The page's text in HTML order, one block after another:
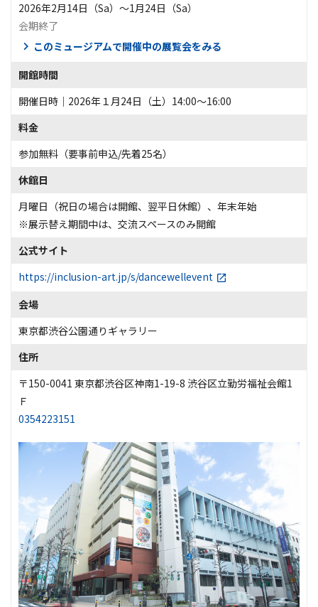
2026年2月14日（Sa）〜1月24日（Sa）
会期終了
このミュージアムで開催中の展覧会をみる
開館時間
開催日時｜2026年１月24日（土）14:00～16:00
料金
参加無料（要事前申込/先着25名）
休館日
月曜日（祝日の場合は開館、翌平日休館）、年末年始
※展示替え期間中は、交流スペースのみ開館
公式サイト
https://inclusion-art.jp/s/dancewellevent
会場
東京都渋谷公園通りギャラリー
住所
〒150-0041 東京都渋谷区神南1-19-8 渋谷区立勤労福祉会館1
Ｆ
0354223151